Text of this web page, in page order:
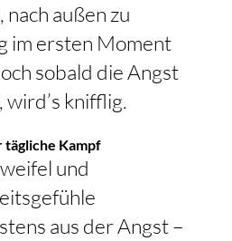
außen zu
im ersten Moment
sobald die Angst
knifflig.
tägliche Kampf
und
aus der Angst –